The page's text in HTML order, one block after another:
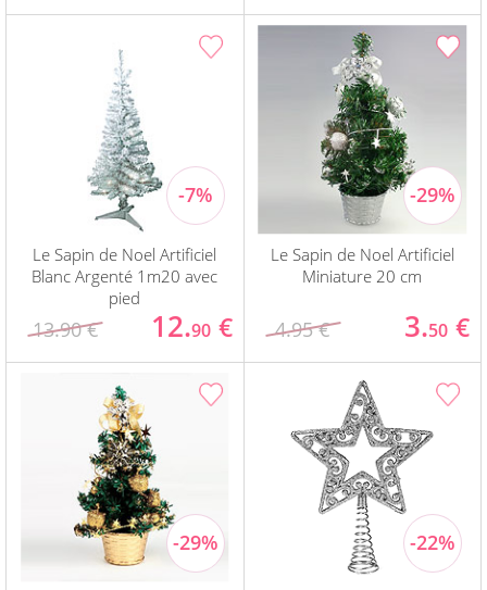
Le Sapin de Noel Artificiel
Blanc Argenté 1m20 avec
pied
13.90 € 12.90 €
Le Sapin de Noel Artificiel
Miniature 20 cm
4.95 € 3.50 €